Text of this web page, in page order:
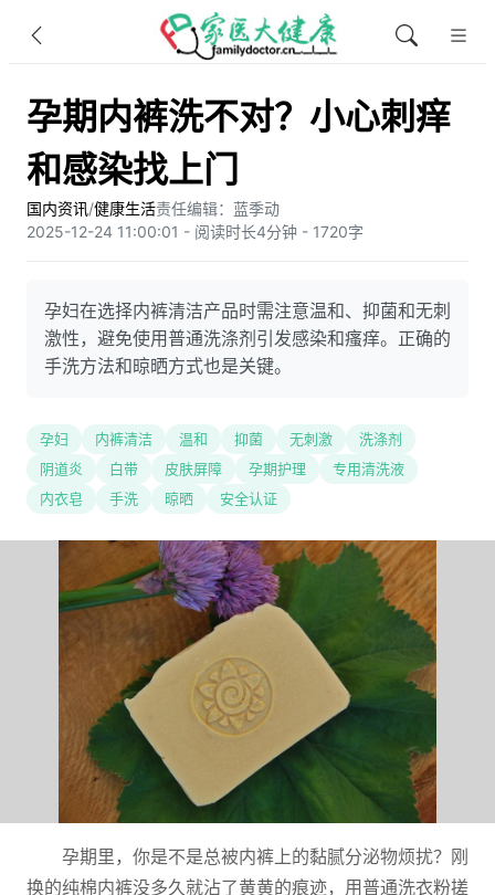
孕期内裤洗不对？小心刺痒
和感染找上门
国内资讯/健康生活责任编辑：蓝季动
2025-12-24 11:00:01 - 阅读时长4分钟 - 1720字
孕妇在选择内裤清洁产品时需注意温和、抑菌和无刺
激性，避免使用普通洗涤剂引发感染和瘙痒。正确的
手洗方法和晾晒方式也是关键。
孕妇 内裤清洁 温和 抑菌 无刺激
洗涤剂
阴道炎
白带 皮肤屏障 孕期护理
专用清洗液
内衣皂
手洗 晾晒 安全认证
孕期里，你是不是总被内裤上的黏腻分泌物烦扰？刚
换的纯棉内裤没多久就沾了黄黄的痕迹，用普通洗衣粉搓